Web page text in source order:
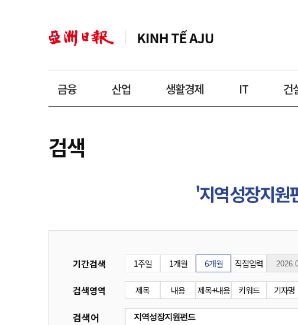
금융 산업 생활경제 IT 건
검색
'지역성장지원
기간검색 1주일 1개월 6개월 직접입력
검색영역 제목 내용 제목+내용 키워드 기자명
검색어